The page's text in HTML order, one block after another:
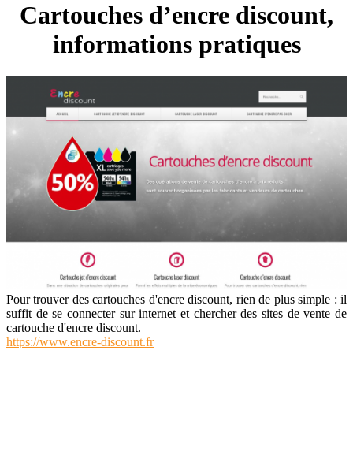
Cartouches d’encre discount,
informations pratiques
Pour trouver des cartouches d'encre discount, rien de plus simple : il
suffit de se connecter sur internet et chercher des sites de vente de
cartouche d'encre discount.
https://www.encre-discount.fr